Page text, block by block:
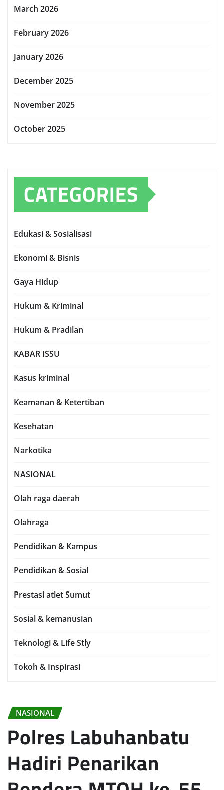
March 2026
February 2026
January 2026
December 2025
November 2025
October 2025
CATEGORIES
Edukasi & Sosialisasi
Ekonomi & Bisnis
Gaya Hidup
Hukum & Kriminal
Hukum & Pradilan
KABAR ISSU
Kasus kriminal
Keamanan & Ketertiban
Kesehatan
Narkotika
NASIONAL
Olah raga daerah
Olahraga
Pendidikan & Kampus
Pendidikan & Sosial
Prestasi atlet Sumut
Sosial & kemanusian
Teknologi & Life Stly
Tokoh & Inspirasi
NASIONAL
Polres Labuhanbatu
Hadiri Penarikan